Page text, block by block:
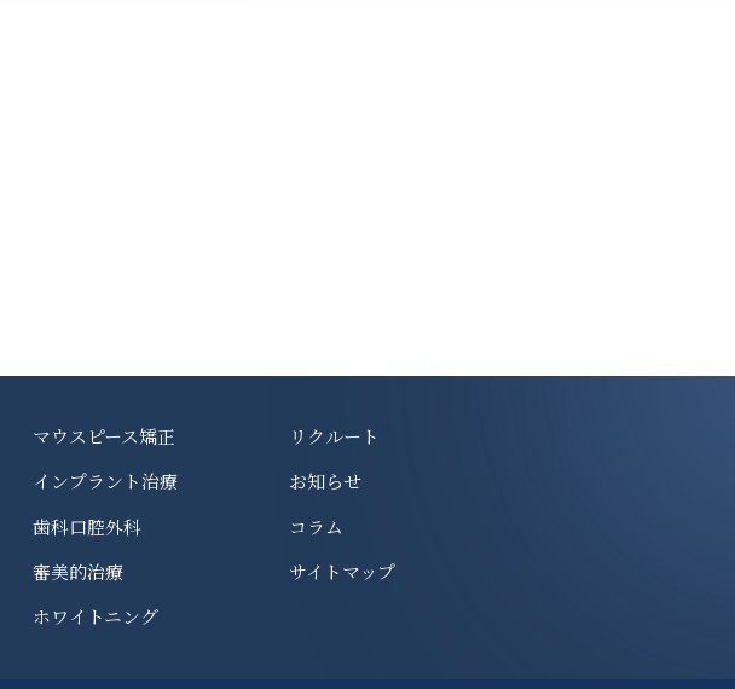
マウスピース矯正
インプラント治療
歯科口腔外科
審美的治療
ホワイトニング
リクルート
お知らせ
コラム
サイトマップ